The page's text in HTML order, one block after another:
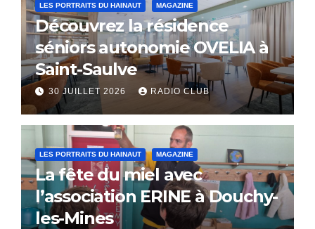
LES PORTRAITS DU HAINAUT MAGAZINE
Découvrez la résidence
séniors autonomie OVELIA à
Saint-Saulve
30 JUILLET 2026 RADIO CLUB
LES PORTRAITS DU HAINAUT MAGAZINE
La fête du miel avec
l’association ERINE à Douchy-
les-Mines